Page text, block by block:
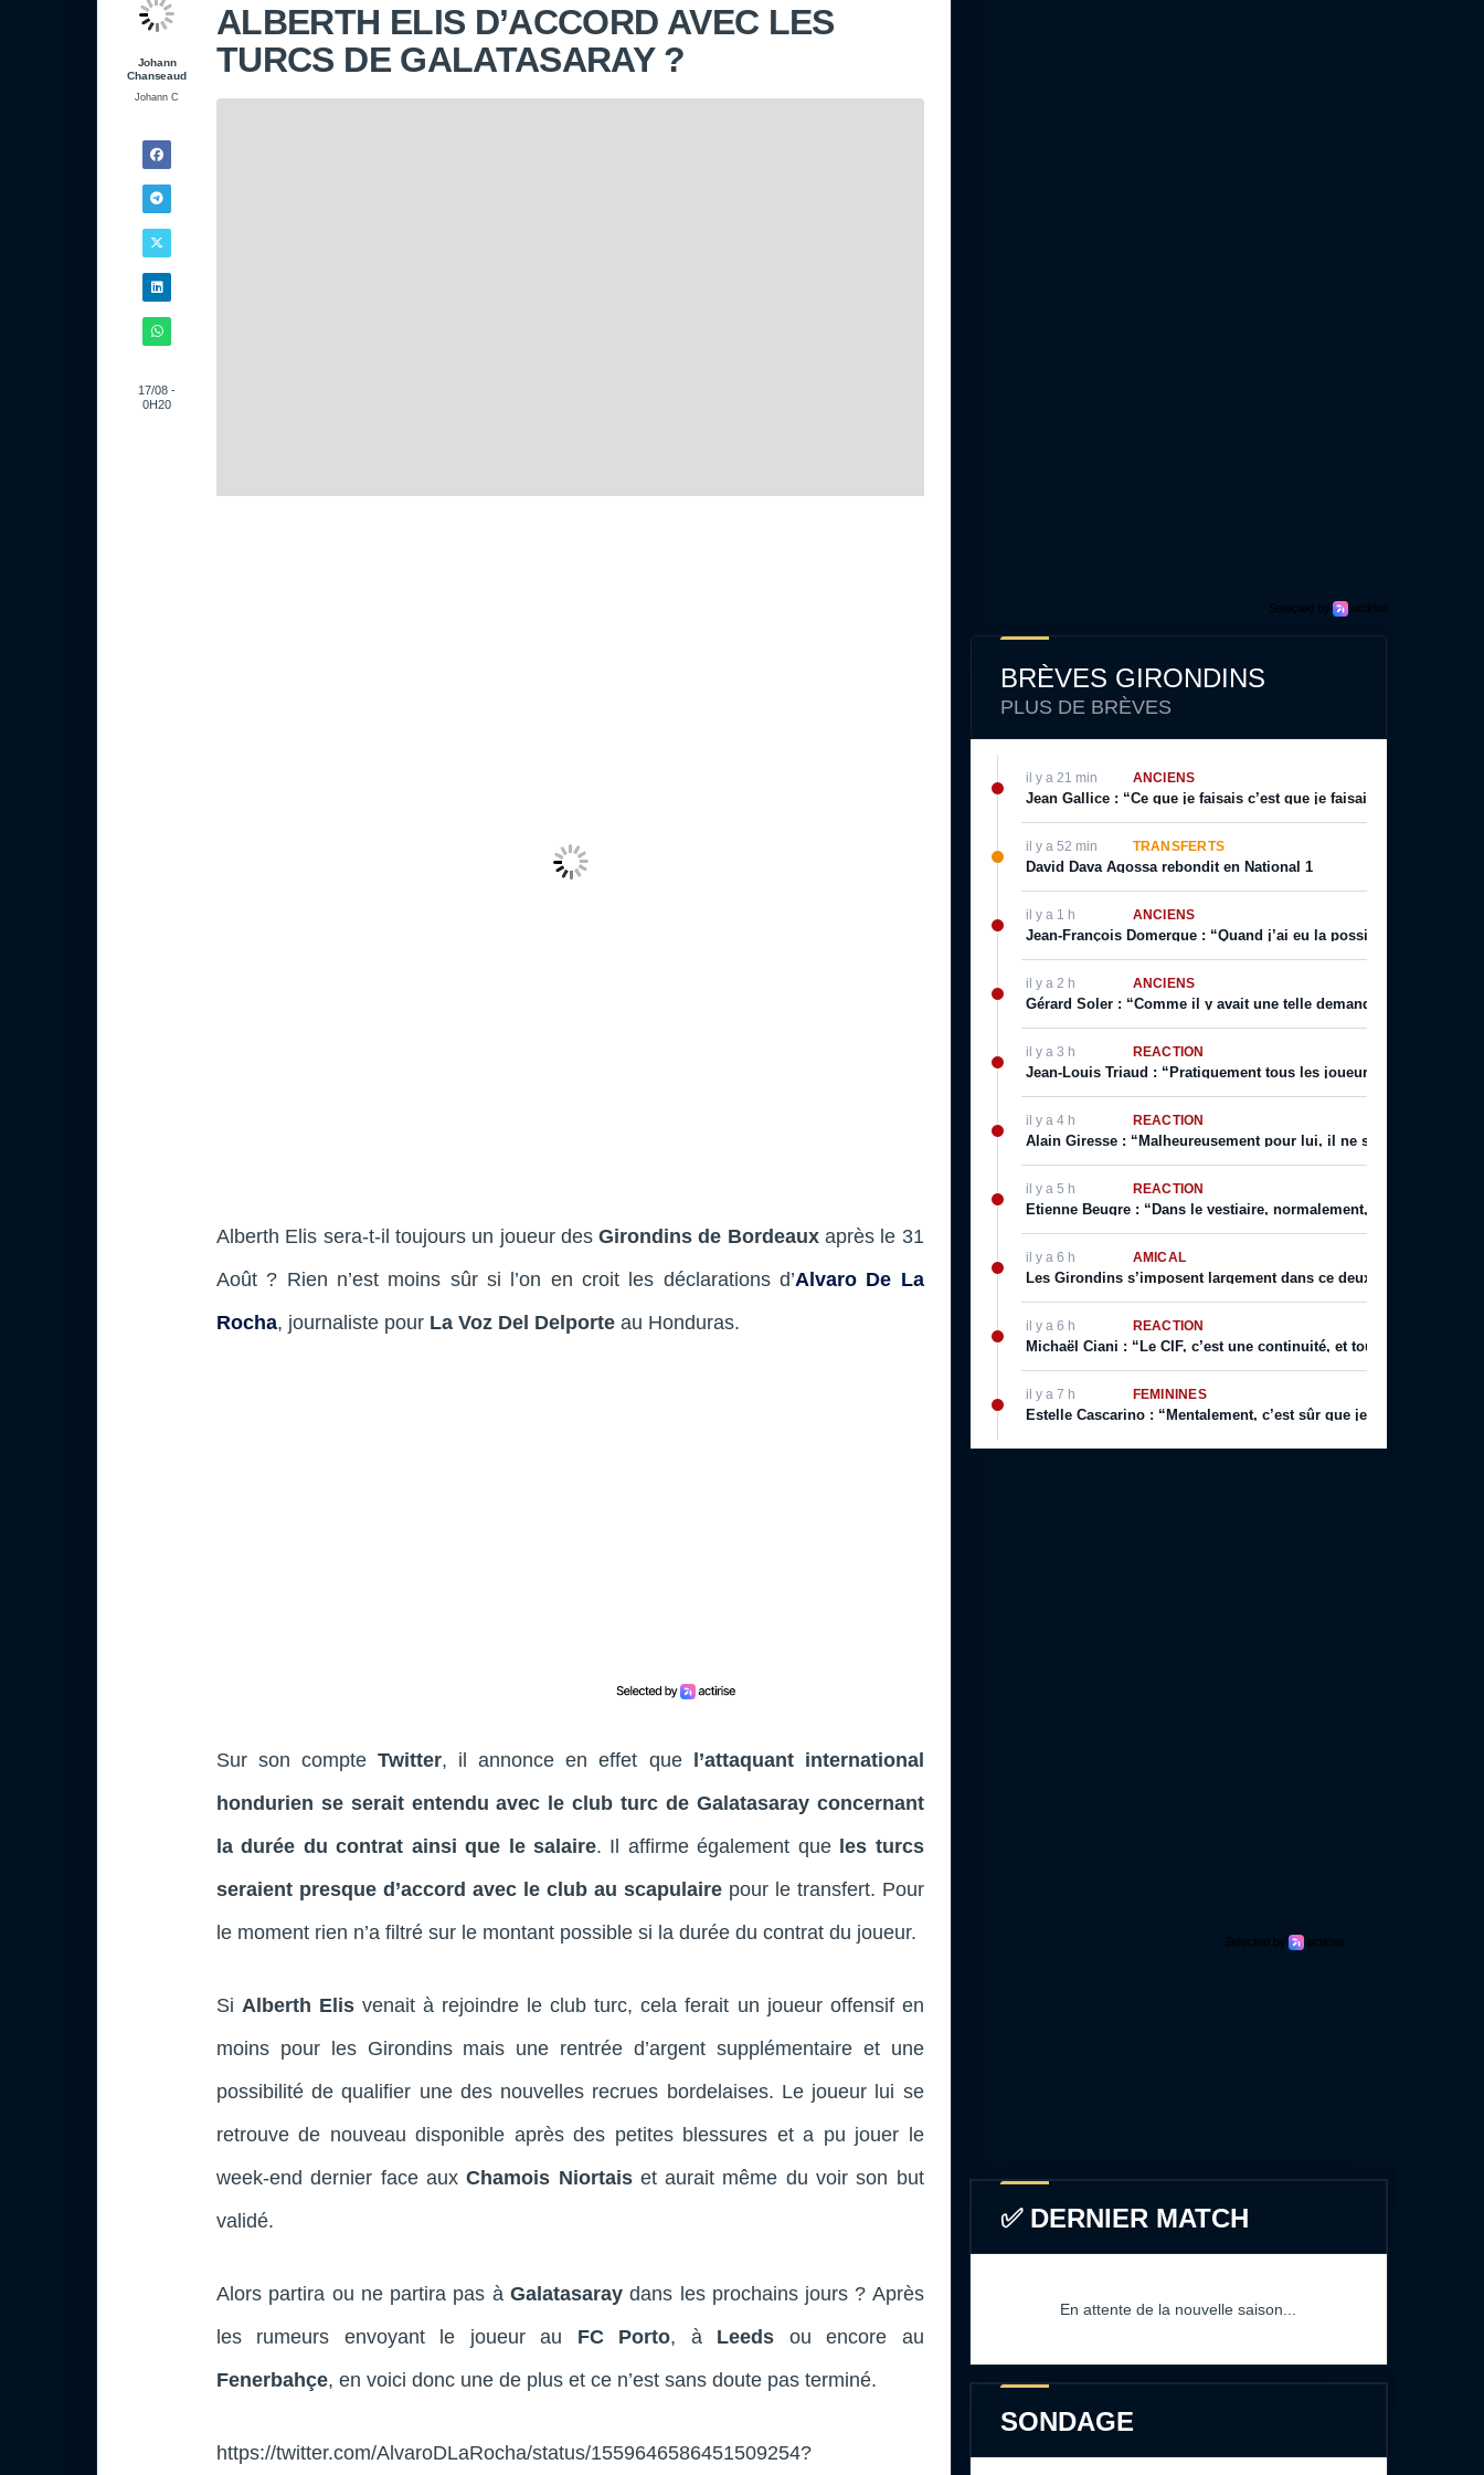
Johann
Chanseaud
Johann C
17/08 -
0H20
ALBERTH ELIS D’ACCORD AVEC LES
TURCS DE GALATASARAY ?
Alberth Elis sera-t-il toujours un joueur desGirondins de Bordeauxaprès le 31
Août ? Rien n’est moins sûr si l’on en croit les déclarations d’Alvaro De La
Rocha, journaliste pour La Voz Del Delporte au Honduras.
Sur son compteTwitter, il annonce en effet que l’attaquant international
hondurien se serait entendu avec le club turc de Galatasaray concernant
la durée du contrat ainsi que le salaire. Il affirme également que les turcs
seraient presque d’accord avec le club au scapulairepour le transfert. Pour
le moment rien n’a filtré sur le montant possible si la durée du contrat du joueur.
Si Alberth Elis venait à rejoindre le club turc, cela ferait un joueur offensif en
moins pour les Girondins mais une rentrée d’argent supplémentaire et une
possibilité de qualifier une des nouvelles recrues bordelaises. Le joueur lui se
retrouve de nouveau disponible après des petites blessures et a pu jouer le
week-end dernier face auxChamois Niortaiset aurait même du voir son but
validé.
Alors partira ou ne partira pas à Galatasaraydans les prochains jours ? Après
les rumeurs envoyant le joueur au FC Porto, à Leeds ou encore au
Fenerbahçe, en voici donc une de plus et ce n’est sans doute pas terminé.
https://twitter.com/AlvaroDLaRocha/status/1559646586451509254?
BRÈVES GIRONDINS
PLUS DE BRÈVES
il y a 21 min ANCIENS
Jean Gallice : “Ce que je faisais c’est que je faisais visiter le
il y a 52 min TRANSFERTS
David Dava Agossa rebondit en National 1
il y a 1 h ANCIENS
Jean-François Domergue : “Quand j’ai eu la possibilité d’avoir
il y a 2 h ANCIENS
Gérard Soler : “Comme il y avait une telle demande, on m’a
il y a 3 h RÉACTION
Jean-Louis Triaud : “Pratiquement tous les joueurs qui sont
il y a 4 h RÉACTION
Alain Giresse : “Malheureusement pour lui, il ne s’en est jamais
il y a 5 h RÉACTION
Etienne Beugre : “Dans le vestiaire, normalement, chaque
il y a 6 h AMICAL
Les Girondins s’imposent largement dans ce deuxième match de
il y a 6 h RÉACTION
Michaël Ciani : “Le CIF, c’est une continuité, et toujours cette
il y a 7 h FÉMININES
Estelle Cascarino : “Mentalement, c’est sûr que je suis plus
✅ DERNIER MATCH
En attente de la nouvelle saison...
SONDAGE